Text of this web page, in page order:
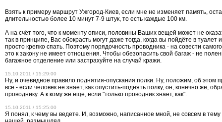
Взять к примеру маршрут Ужгород-Киев, если мне не изменяет память,
длительностью более 10 минут 7-9 штук, то есть каждые 100 км.
А на счёт того, что к моменту описи, половины Ваших вещей может не
так в принципе, Вас обокрасть могут даже тогда, когда вы пойдёте в туалет
просто крепко спать. Поэтому порядочность проводника - на совести
это к закону не имеет отношения. Чтобы обезопасить свой багаж - не
багажное отделение или застрахуйте на случай кражи.
15.10.2011 / 15:29:00
Ну, и очевидное правило поднятия-опускания полки. Ну, положим, об этом
все - если человек не знает, как опустить-поднять полку, он, конечно же,
проводнику. А к кому же еще, если "только проводник знает, как".
15.10.2011 / 15:25:00
Я понял, к чему вы ведете. И, возможно, написанное мной, не совсем в